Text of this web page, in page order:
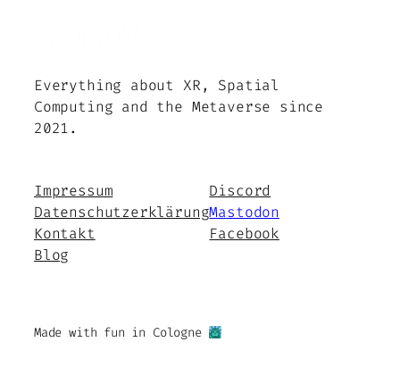
Everything about XR, Spatial
Computing and the Metaverse since
2021.
Impressum
Datenschutzerklärung
Kontakt
Blog
Discord
Mastodon
Facebook
Made with fun in Cologne